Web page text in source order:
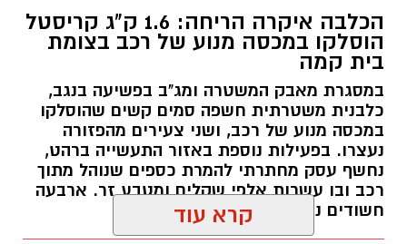
הכלבה איקרה הריחה: 1.6 ק"ג קריסטל
הוסלקו במכסה מנוע של רכב בצומת
בית קמה
במסגרת מאבק המשטרה ומג"ב בפשיעה בנגב,
כלבנית משטרתית חשפה סמים קשים שהוסלקו
במכסה מנוע של רכב, ושני צעירים מהפזורה
נעצרו. בפעילות נוספת באזור התעשייה ברהט,
נחשף עסק מחתרתי להמרת כספים שנוהל מתוך
רכב ובו עשרות אלפי שקלים ומטבע זר. ארבעה
חשודים נעצרו בסך הכל.
קרא עוד